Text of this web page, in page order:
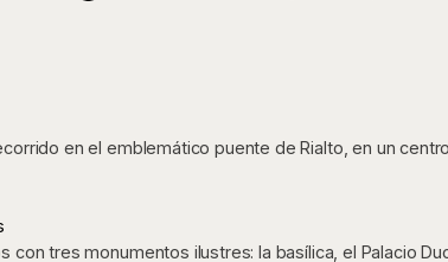
en el emblemático puente de Rialto, en un centro
con tres monumentos ilustres: la basílica, el Palacio